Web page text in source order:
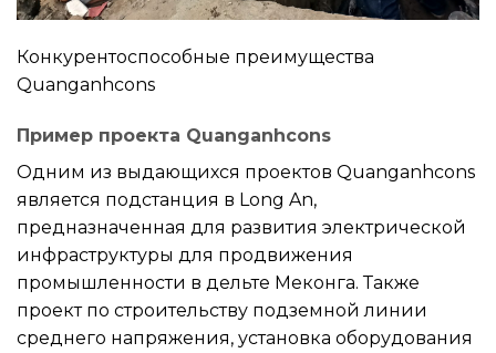
Конкурентоспособные преимущества
Quanganhcons
Пример проекта Quanganhcons
Одним из выдающихся проектов Quanganhcons
является подстанция в Long An,
предназначенная для развития электрической
инфраструктуры для продвижения
промышленности в дельте Меконга. Также
проект по строительству подземной линии
среднего напряжения, установка оборудования